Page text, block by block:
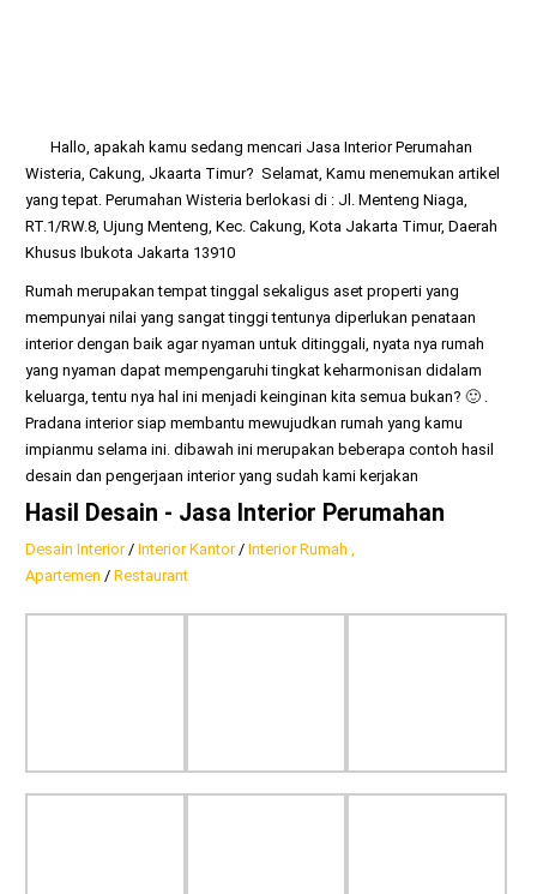
Hallo, apakah kamu sedang mencari Jasa Interior Perumahan
Wisteria, Cakung, Jkaarta Timur? Selamat, Kamu menemukan artikel
yang tepat.Perumahan Wisteriaberlokasi di : Jl. Menteng Niaga,
RT.1/RW.8, Ujung Menteng, Kec. Cakung, Kota Jakarta Timur, Daerah
Khusus Ibukota Jakarta 13910
Rumah merupakan tempat tinggal sekaligus aset properti yang
mempunyai nilai yang sangat tinggi tentunya diperlukan penataan
interior dengan baik agar nyaman untuk ditinggali, nyata nya rumah
yang nyaman dapat mempengaruhi tingkat keharmonisan didalam
keluarga, tentu nya hal ini menjadi keinginan kita semua bukan? 🙂
Pradana interior siap membantu mewujudkan rumah yang kamu
impianmu selama ini. dibawah ini merupakan beberapa contoh hasil
desain dan pengerjaan interior yang sudah kami kerjakan
Hasil Desain - Jasa Interior Perumahan
Desain Interior/ Interior Kantor/Interior Rumah ,
Apartemen /Restaurant